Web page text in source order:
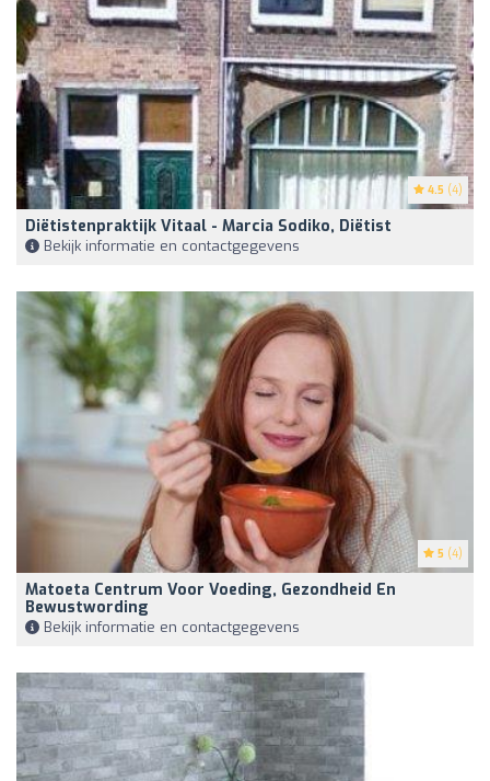
4.5 (4)
Diëtistenpraktijk Vitaal - Marcia Sodiko, Diëtist
Bekijk informatie en contactgegevens
5 (4)
Matoeta Centrum Voor Voeding, Gezondheid En
Bewustwording
Bekijk informatie en contactgegevens